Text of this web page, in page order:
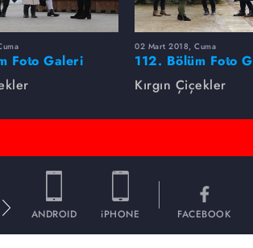
Foto Galeri
02 Mart 2018, Cuma
112. Bölüm Foto
Kırgın Çiçekler
ANDROID iPHONE FACEBOOK